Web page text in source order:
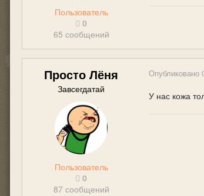
Пользователь
0
65 сообщений
Просто Лёня
Завсегдатай
Пользователь
0
87 сообщений
Опубликовано
У нас кожа